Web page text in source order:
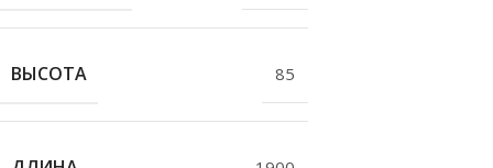
ВЫСОТА 85